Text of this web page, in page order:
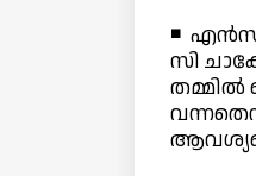
◾
സി
തമ്മില്‍